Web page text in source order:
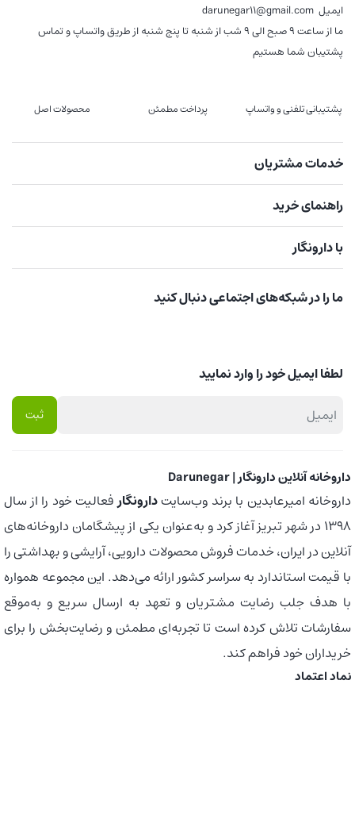
ایمیل darunegar11@gmail.com
ما از ساعت 9 صبح الی 9 شب از شنبه تا پنج شنبه از طریق واتساپ و تماس
پشتیبان شما هستیم
پشتیبانی تلفنی و واتساپ پرداخت مطمئن محصولات اصل
خدمات مشتریان
راهنمای خرید
با دارونگار
ما را در شبکه‌های اجتماعی دنبال کنید
لطفا ایمیل خود را وارد نمایید
داروخانه آنلاین دارونگار | Darunegar
داروخانه امیرعابدین با برند وب‌سایتدارونگارفعالیت خود را از سال
1398 در شهر تبریز آغاز کرد و به‌عنوان یکی از پیشگامان داروخانه‌های
آنلاین در ایران، خدمات فروش محصولات دارویی، آرایشی و بهداشتی را
با قیمت استاندارد به سراسر کشور ارائه می‌دهد. این مجموعه همواره
با هدف جلب رضایت مشتریان و تعهد به ارسال سریع و به‌موقع
سفارشات تلاش کرده است تا تجربه‌ای مطمئن و رضایت‌بخش را برای
خریداران خود فراهم کند.
نماد اعتماد